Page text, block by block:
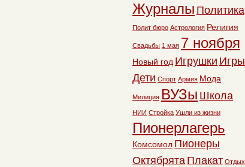
Журналы Политика
Полит бюро Астрология Религия
Свадьбы 1 мая 7 ноября
Новый год Игрушки Игры
Дети Спорт Армия Мода
Милиция ВУЗы Школа
НИИ Стройка Ушли из жизни
Пионерлагерь
Комсомол Пионеры
Октябрята Плакат Отдых